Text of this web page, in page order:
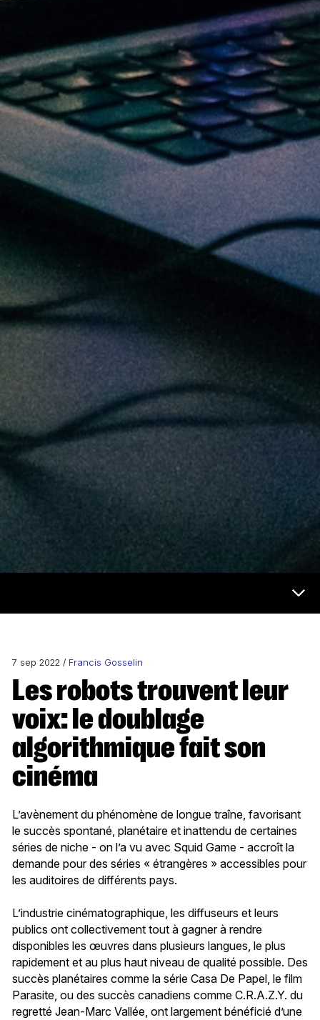
7 sep 2022 / Francis Gosselin
Les robots trouvent leur
voix: le doublage
algorithmique fait son
cinéma
L’avènement du phénomène de longue traîne, favorisant
le succès spontané, planétaire et inattendu de certaines
séries de niche - on l’a vu avec Squid Game - accroît la
demande pour des séries « étrangères » accessibles pour
les auditoires de différents pays.
L’industrie cinématographique, les diffuseurs et leurs
publics ont collectivement tout à gagner à rendre
disponibles les œuvres dans plusieurs langues, le plus
rapidement et au plus haut niveau de qualité possible. Des
succès planétaires comme la série Casa De Papel, le film
Parasite, ou des succès canadiens comme C.R.A.Z.Y. du
regretté Jean-Marc Vallée, ont largement bénéficié d’une